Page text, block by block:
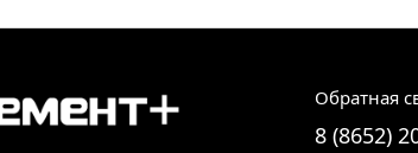
Обратная
8 (8652)